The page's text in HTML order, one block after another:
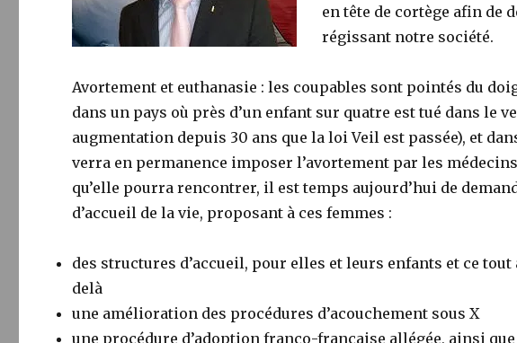
en tête de cortège afin de
régissant notre société.
Avortement et euthanasie : les coupables sont pointés du
dans un pays où près d’un enfant sur quatre est tué dans le
augmentation depuis 30 ans que la loi Veil est passée), et
verra en permanence imposer l’avortement par les
qu’elle pourra rencontrer, il est temps aujourd’hui de
d’accueil de la vie, proposant à ces femmes :
des structures d’accueil, pour elles et leurs enfants et ce
delà
une amélioration des procédures d’acouchement sous X
une procédure d’adoption franco-française allégée, ainsi